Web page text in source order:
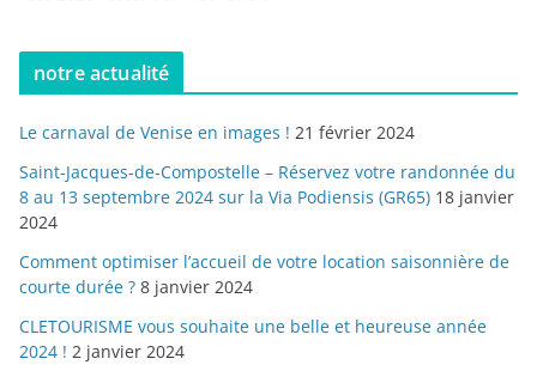
notre actualité
Le carnaval de Venise en images ! 21 février 2024
Saint-Jacques-de-Compostelle – Réservez votre randonnée du
8 au 13 septembre 2024 sur la Via Podiensis (GR65) 18 janvier
2024
Comment optimiser l’accueil de votre location saisonnière de
courte durée ? 8 janvier 2024
CLETOURISME vous souhaite une belle et heureuse année
2024 ! 2 janvier 2024